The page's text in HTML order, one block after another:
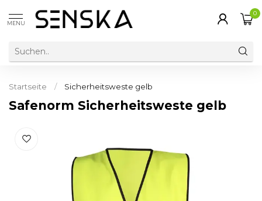
MENU
0
Startseite / Sicherheitsweste gelb
Safenorm Sicherheitsweste gelb